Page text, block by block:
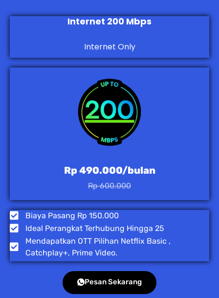
Internet 200 Mbps
Internet Only
Rp 490.000/bulan
Rp 600.000
Biaya Pasang Rp 150.000
Ideal Perangkat Terhubung Hingga 25
Mendapatkan OTT Pilihan Netflix Basic ,
Catchplay+, Prime Video.
Pesan Sekarang